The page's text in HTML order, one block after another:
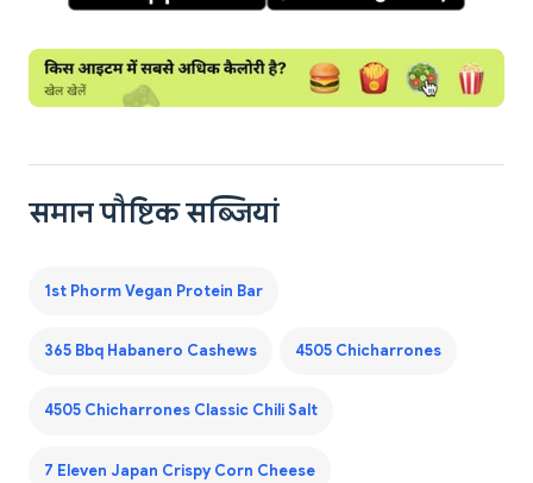
समान पौष्टिक सब्जियां
1st Phorm Vegan Protein Bar
365 Bbq Habanero Cashews 4505 Chicharrones
4505 Chicharrones Classic Chili Salt
7 Eleven Japan Crispy Corn Cheese